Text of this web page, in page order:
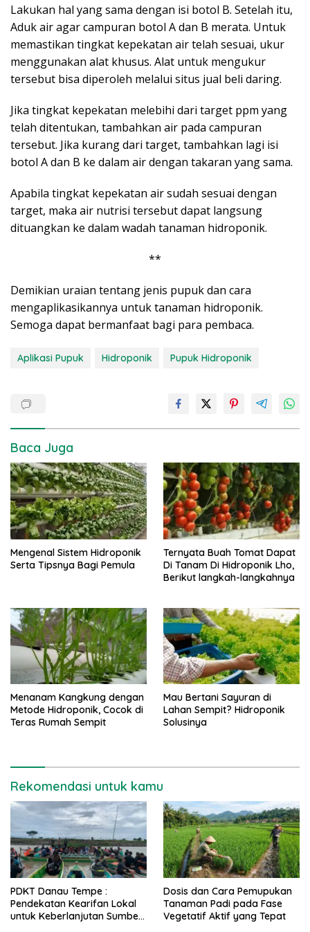
Lakukan hal yang sama dengan isi botol B. Setelah itu,
Aduk air agar campuran botol A dan B merata. Untuk
memastikan tingkat kepekatan air telah sesuai, ukur
menggunakan alat khusus. Alat untuk mengukur
tersebut bisa diperoleh melalui situs jual beli daring.
Jika tingkat kepekatan melebihi dari target ppm yang
telah ditentukan, tambahkan air pada campuran
tersebut. Jika kurang dari target, tambahkan lagi isi
botol A dan B ke dalam air dengan takaran yang sama.
Apabila tingkat kepekatan air sudah sesuai dengan
target, maka air nutrisi tersebut dapat langsung
dituangkan ke dalam wadah tanaman hidroponik.
**
Demikian uraian tentang jenis pupuk dan cara
mengaplikasikannya untuk tanaman hidroponik.
Semoga dapat bermanfaat bagi para pembaca.
Aplikasi Pupuk Hidroponik Pupuk Hidroponik
Baca Juga
Mengenal Sistem Hidroponik
Serta Tipsnya Bagi Pemula
Ternyata Buah Tomat Dapat
Di Tanam Di Hidroponik Lho,
Berikut langkah-langkahnya
Menanam Kangkung dengan
Metode Hidroponik, Cocok di
Teras Rumah Sempit
Mau Bertani Sayuran di
Lahan Sempit? Hidroponik
Solusinya
Rekomendasi untuk kamu
PDKT Danau Tempe :
Pendekatan Kearifan Lokal
untuk Keberlanjutan Sumber
Dosis dan Cara Pemupukan
Tanaman Padi pada Fase
Vegetatif Aktif yang Tepat